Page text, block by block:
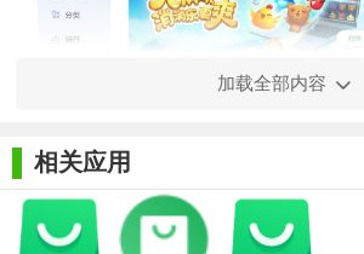
加载全部内容
相关应用